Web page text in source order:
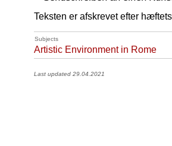
Teksten er afskrevet efter
Subjects
Artistic Environment in Rome
Last updated 29.04.2021